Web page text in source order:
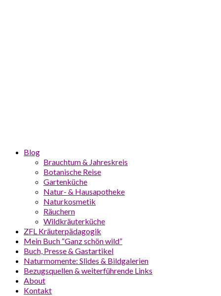
Blog
Brauchtum & Jahreskreis
Botanische Reise
Gartenküche
Natur- & Hausapotheke
Naturkosmetik
Räuchern
Wildkräuterküche
ZFL Kräuterpädagogik
Mein Buch “Ganz schön wild”
Buch, Presse & Gastartikel
Naturmomente: Slides & Bildgalerien
Bezugsquellen & weiterführende Links
About
Kontakt